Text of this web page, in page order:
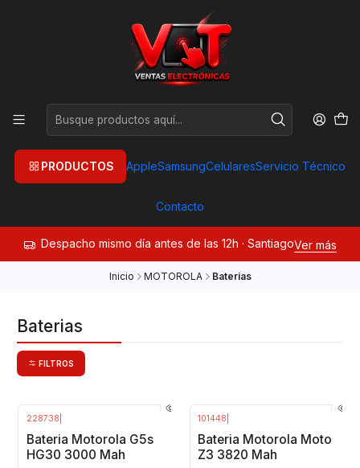
PRODUCTOS AppleSamsungCelularesServicio Técnico
Contacto
Despacho mismo día antes de las 12h · SantiagoVer más
Inicio MOTOROLA Baterias
Baterias
FILTROS
228738
Bateria Motorola G5s
HG30 3000 Mah
101448
Bateria Motorola Moto
Z3 3820 Mah